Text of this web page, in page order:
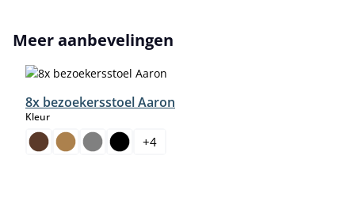
Productgalerij overslaan
Meer aanbevelingen
8x bezoekersstoel Aaron
Kleurselect
+4